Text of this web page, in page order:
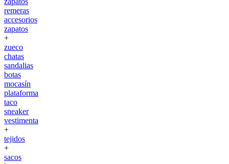
remeras
accesorios
zapatos
+
zueco
chatas
sandalias
botas
mocasín
plataforma
taco
sneaker
vestimenta
+
tejidos
+
sacos